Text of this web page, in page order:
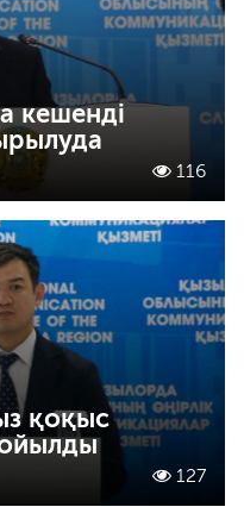
кешенді
116
қоқыс
127